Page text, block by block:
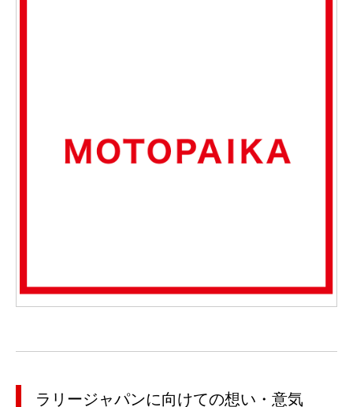
ラリージャパンに向けての想い・意気